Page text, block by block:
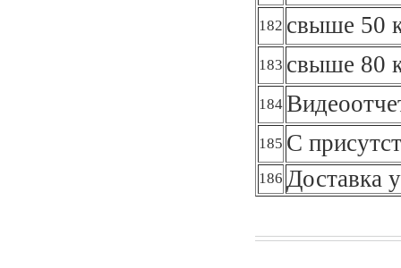
182 свыше 50
183 свыше 80
184
185 С
186 Доставка